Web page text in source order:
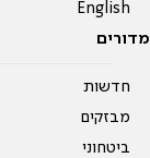
English
מדורים
חדשות
מבזקים
ביטחוני